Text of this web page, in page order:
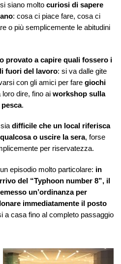
siano molto curiosi di sapere
: cosa ci piace fare, cosa ci
o più semplicemente le abitudini
provato a capire quali fossero i
fuori del lavoro: si va dalle gite
con gli amici per fare giochi
loro dire, fino ai workshop sulla
pesca.
difficile che un local riferisca
o uscire la sera, forse
per riservatezza.
episodio molto particolare: in
del “Typhoon number 8”, il
un’ordinanza per
immediatamente il posto
a casa fino al completo passaggio